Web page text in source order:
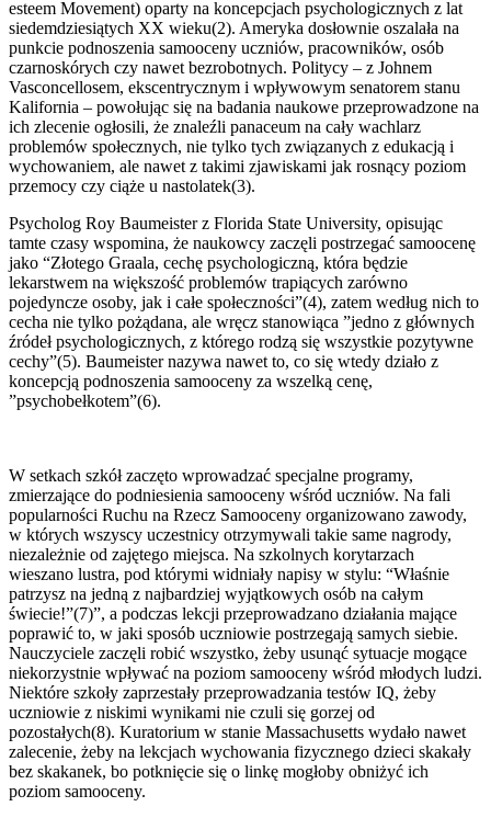
esteem Movement) oparty na koncepcjach psychologicznych z lat
siedemdziesiątych XX wieku(2). Ameryka dosłownie oszalała na
punkcie podnoszenia samooceny uczniów, pracowników, osób
czarnoskórych czy nawet bezrobotnych. Politycy – z Johnem
Vasconcellosem, ekscentrycznym i wpływowym senatorem stanu
Kalifornia – powołując się na badania naukowe przeprowadzone na
ich zlecenie ogłosili, że znaleźli panaceum na cały wachlarz
problemów społecznych, nie tylko tych związanych z edukacją i
wychowaniem, ale nawet z takimi zjawiskami jak rosnący poziom
przemocy czy ciąże u nastolatek(3).
Psycholog Roy Baumeister z Florida State University, opisując
tamte czasy wspomina, że naukowcy zaczęli postrzegać samoocenę
jako “Złotego Graala, cechę psychologiczną, która będzie
lekarstwem na większość problemów trapiących zarówno
pojedyncze osoby, jak i całe społeczności”(4), zatem według nich to
cecha nie tylko pożądana, ale wręcz stanowiąca ”jedno z głównych
źródeł psychologicznych, z którego rodzą się wszystkie pozytywne
cechy”(5). Baumeister nazywa nawet to, co się wtedy działo z
koncepcją podnoszenia samooceny za wszelką cenę,
”psychobełkotem”(6).
W setkach szkół zaczęto wprowadzać specjalne programy,
zmierzające do podniesienia samooceny wśród uczniów. Na fali
popularności Ruchu na Rzecz Samooceny organizowano zawody,
w których wszyscy uczestnicy otrzymywali takie same nagrody,
niezależnie od zajętego miejsca. Na szkolnych korytarzach
wieszano lustra, pod którymi widniały napisy w stylu: “Właśnie
patrzysz na jedną z najbardziej wyjątkowych osób na całym
świecie!”(7)”, a podczas lekcji przeprowadzano działania mające
poprawić to, w jaki sposób uczniowie postrzegają samych siebie.
Nauczyciele zaczęli robić wszystko, żeby usunąć sytuacje mogące
niekorzystnie wpływać na poziom samooceny wśród młodych ludzi.
Niektóre szkoły zaprzestały przeprowadzania testów IQ, żeby
uczniowie z niskimi wynikami nie czuli się gorzej od
pozostałych(8). Kuratorium w stanie Massachusetts wydało nawet
zalecenie, żeby na lekcjach wychowania fizycznego dzieci skakały
bez skakanek, bo potknięcie się o linkę mogłoby obniżyć ich
poziom samooceny.